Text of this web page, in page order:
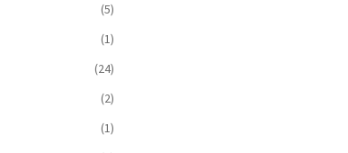
(5)
(1)
(24)
(2)
(1)